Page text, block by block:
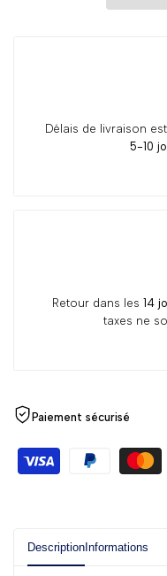
Délais de livraison
5-10
Retour dans les 14
taxes ne
Paiement sécurisé
DescriptionInformations